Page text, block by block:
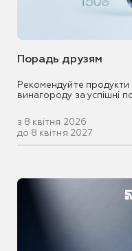
Порадь друзям
Рекомендуйте
винагороду за успішні
з 8 квітня 2026
до 8 квітня 2027